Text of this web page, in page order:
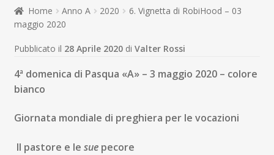
Contatti
Don Bosco
menu
Home Anno A 2020
6. Vignetta di RobiHood – 03
maggio 2020
Pubblicato il 28 Aprile 2020 di Valter Rossi
4ª domenica di Pasqua «A» – 3 maggio 2020 – colore
bianco
Giornata mondiale di preghiera per le vocazioni
Il pastore e le suepecore